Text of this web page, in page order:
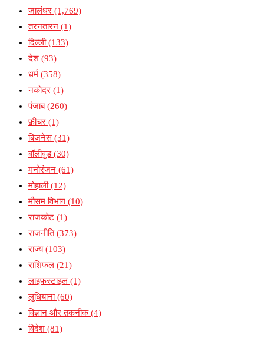
जालंधर (1,769)
तरनतारन (1)
दिल्ली(133)
देश (93)
धर्म (358)
नकोदर (1)
पंजाब(260)
फ़ीचर (1)
बिजनेस(31)
बॉलीवुड(30)
मनोरंजन (61)
मोहाली(12)
मौसम विभाग (10)
राजकोट (1)
राजनीति(373)
राज्य(103)
राशिफल (21)
लाइफस्टाइल (1)
लुधियाना(60)
विज्ञान और तकनीक(4)
विदेश (81)